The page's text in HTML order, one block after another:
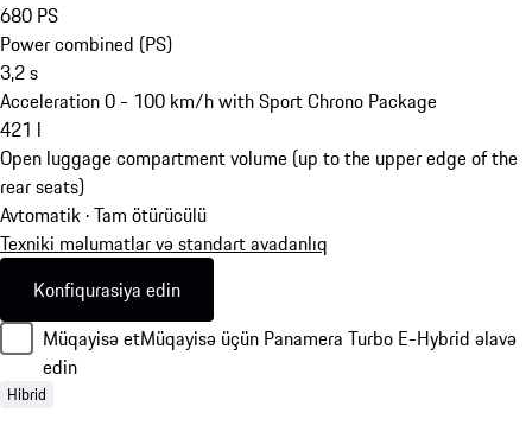
680 PS
Power combined (PS)
3,2s
Acceleration 0 - 100 km/h with Sport Chrono Package
421 l
Open luggage compartment volume (up to the upper edge of the
rear seats)
Avtomatik · Tam ötürücülü
Texniki məlumatlar və standart avadanlıq
Konfiqurasiya edin
Müqayisə etMüqayisə üçün Panamera Turbo E-Hybrid əlavə
edin
Hibrid